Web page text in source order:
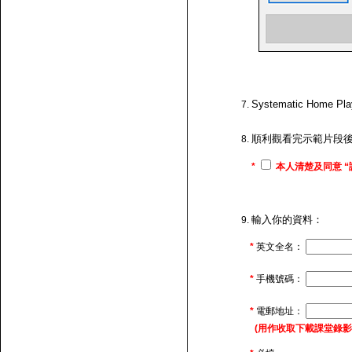
Systematic Home
順利觀看完示範片段
* 本人清楚及同意
輸入你的資料：
* 英文全名：
* 手機號碼：
* 電郵地址：
(用作收取下載課堂錄